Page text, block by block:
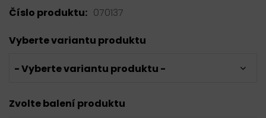
Číslo produktu: 070137
Vyberte variantu produktu
- Vyberte variantu produktu -
Zvolte balení produktu